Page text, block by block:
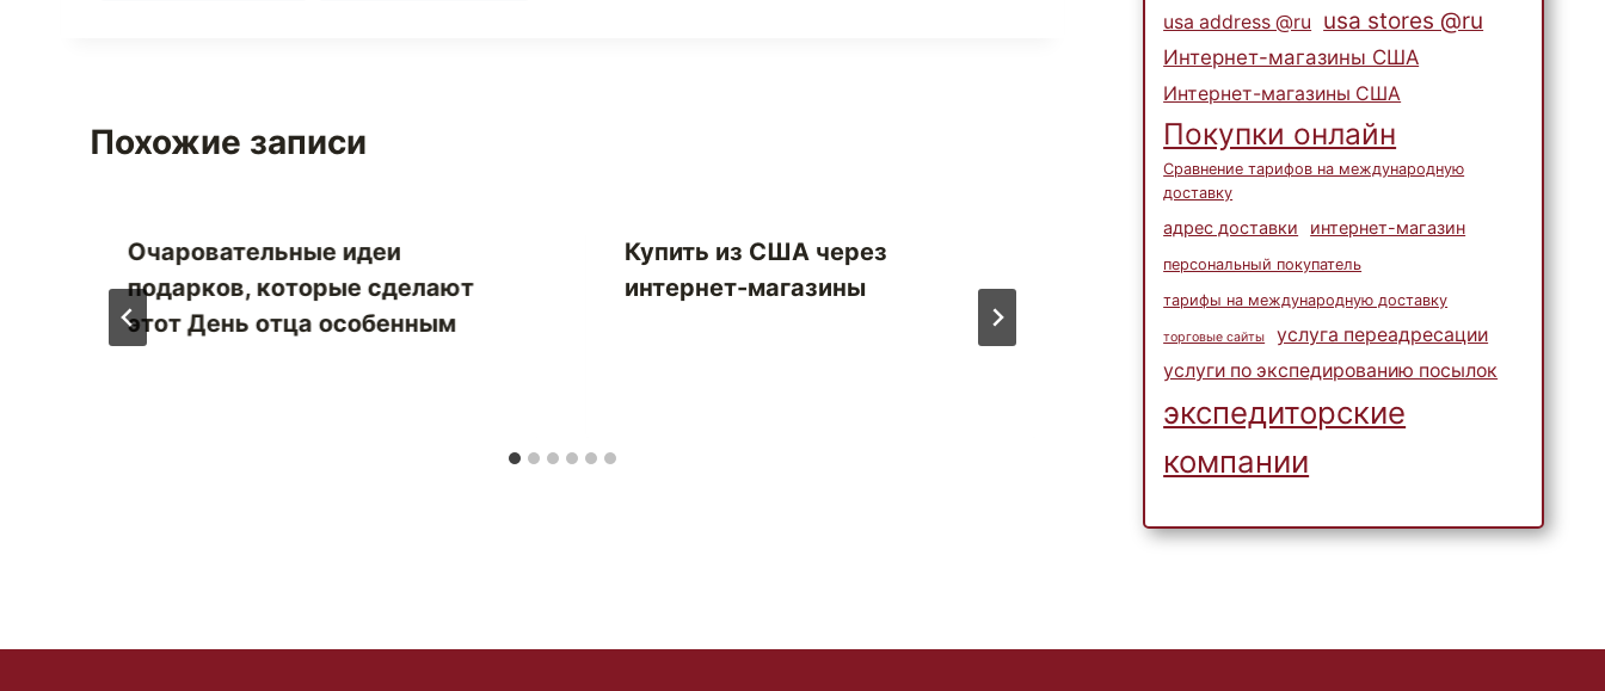
Похожие записи
Очаровательные идеи
подарков, которые сделают
этот День отца особенным
Купить из США через
интернет-магазины
Побалуйте своих детей
лучшими товарами от
usa address @ru usa stores @ru
Интернет-магазины США
Интернет-магазины США
Покупки онлайн
Сравнение тарифов на международную
доставку
адрес доставки интернет-магазин
персональный покупатель
тарифы на международную доставку
торговые сайты
услуга переадресации
услуги по экспедированию посылок
экспедиторские
компании